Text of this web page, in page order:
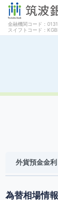
金融機関コード：
スイフトコード：
外貨預金金利
為替相場情報